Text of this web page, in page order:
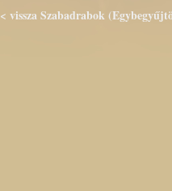
< vissza Szabadrabok